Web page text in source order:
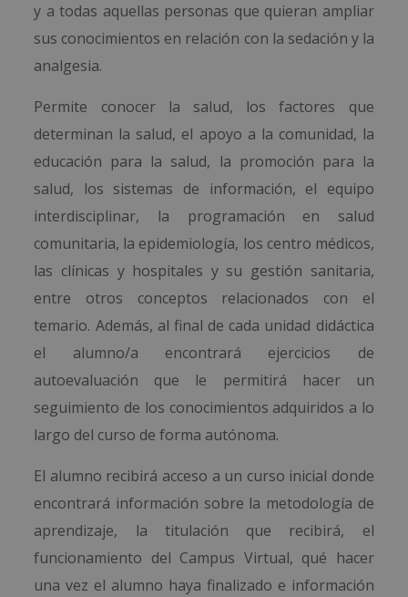
y a todas aquellas personas que quieran ampliar
sus conocimientos en relación con la sedación y la
analgesia.
Permite conocer la salud, los factores que
determinan la salud, el apoyo a la comunidad, la
educación para la salud, la promoción para la
salud, los sistemas de información, el equipo
interdisciplinar, la programación en salud
comunitaria, la epidemiología, los centro médicos,
las clínicas y hospitales y su gestión sanitaria,
entre otros conceptos relacionados con el
temario. Además, al final de cada unidad didáctica
el alumno/a encontrará ejercicios de
autoevaluación que le permitirá hacer un
seguimiento de los conocimientos adquiridos a lo
largo del curso de forma autónoma.
El alumno recibirá acceso a un curso inicial donde
encontrará información sobre la metodología de
aprendizaje, la titulación que recibirá, el
funcionamiento del Campus Virtual, qué hacer
una vez el alumno haya finalizado e información